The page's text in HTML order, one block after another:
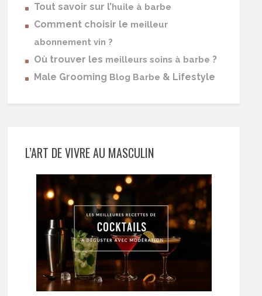
Tout savoir sur l’huile à barbe
Comment choisir le meilleur
abonnement vin ?
Où trouver les meilleurs soins à barbe ?
Male Grooming Blog Barbe & Lifestyle
L’ART DE VIVRE AU MASCULIN